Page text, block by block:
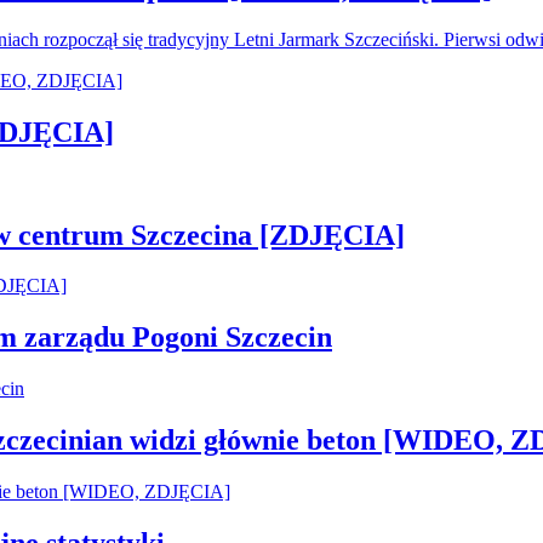
rozpoczął się tradycyjny Letni Jarmark Szczeciński. Pierwsi
centrum Szczecina [ZDJĘCIA]
zarządu Pogoni Szczecin
widzi głównie beton [WIDEO,